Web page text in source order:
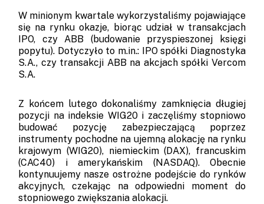
W minionym kwartale wykorzystaliśmy pojawiające
się na rynku okazje, biorąc udział w transakcjach
IPO, czy ABB (budowanie przyspieszonej księgi
popytu). Dotyczyło to m.in.: IPO spółki Diagnostyka
S.A., czy transakcji ABB na akcjach spółki Vercom
S.A.
Z końcem lutego dokonaliśmy zamknięcia długiej
pozycji na indeksie WIG20 i zaczęliśmy stopniowo
budować pozycję zabezpieczającą poprzez
instrumenty pochodne na ujemną alokację na rynku
krajowym (WIG20), niemieckim (DAX), francuskim
(CAC40) i amerykańskim (NASDAQ). Obecnie
kontynuujemy nasze ostrożne podejście do rynków
akcyjnych, czekając na odpowiedni moment do
stopniowego zwiększania alokacji.